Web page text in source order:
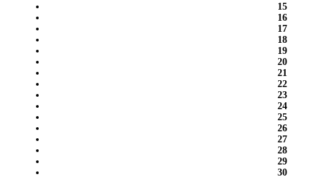
15
16
17
18
19
20
21
22
23
24
25
26
27
28
29
30